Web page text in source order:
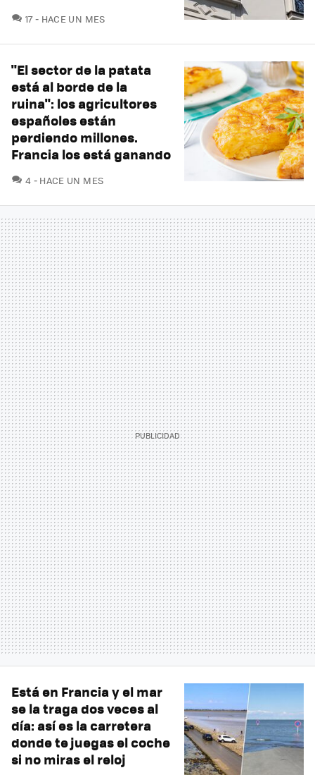
17COMENTARIOS
HACE UN MES
"El sector de la patata
está al borde de la
ruina": los agricultores
españoles están
perdiendo millones.
Francia los está ganando
4 COMENTARIOS
HACE UN MES
Está en Francia y el mar
se la traga dos veces al
día: así es la carretera
donde te juegas el coche
si no miras el reloj